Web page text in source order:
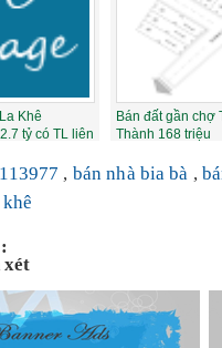
Khê
tỷ có TL liên
Bán đất gần chợ
Thành 168 triệu
, bán nhà bia bà ,
xét